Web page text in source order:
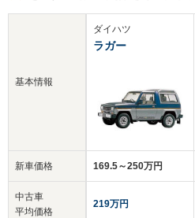
基本情報
新車価格
中古車
平均価格
ダイハツ
ラガー
169.5～250万円
219万円